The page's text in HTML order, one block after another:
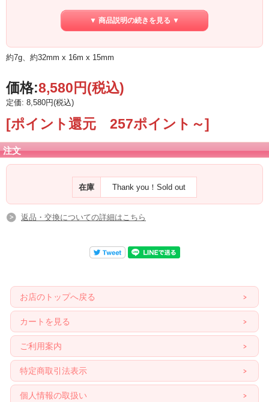
この「ガブリエル・レイ」アメジストエレスチャルは、アメジストやスモーキー
が多く見られ、そして赤いレピドクロサイトのようなインクルージョンは、ヘマ
タイトなのだそうです（もしかしたらレピドクロサイトやゲーサイトもあるのか
上部でまた新たな水晶が作られ、新しい方が大きいために杖（セプター）のよう
地球の織り成す不思議で神秘的なエナジーが複雑に絡み合って出来たスペシャル
なエレスチャルです。
たんたんのリーディング記事は
▼ 商品説明の続きを見る ▼
約7g、約32mm x 16m x 15mm
価格:8,580円(税込)
定価: 8,580円(税込)
[ポイント還元 257ポイント～]
注文
在庫 Thank you！Sold out
返品・交換についての詳細はこちら
お店のトップへ戻る
カートを見る
ご利用案内
特定商取引法表示
個人情報の取扱い